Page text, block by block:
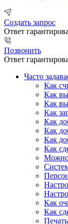
Создать запрос
Ответ
Позвонить
Ответ
Часто
Как
Как
Как
Как
Как
Как
Как
Как
Можно
Как
Как